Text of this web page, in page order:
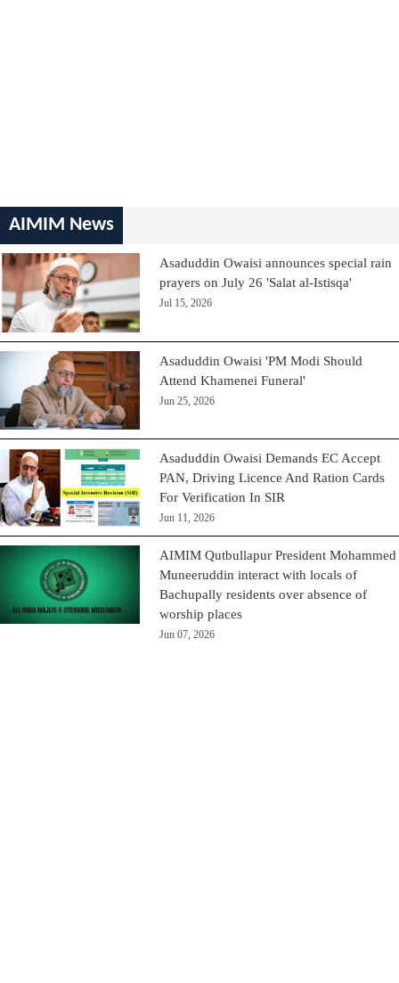
AIMIM News
Asaduddin Owaisi announces special rain
prayers on July 26 'Salat al-Istisqa'
Jul 15, 2026
Asaduddin Owaisi 'PM Modi Should
Attend Khamenei Funeral'
Jun 25, 2026
Asaduddin Owaisi Demands EC Accept
PAN, Driving Licence And Ration Cards
For Verification In SIR
Jun 11, 2026
AIMIM Qutbullapur President Mohammed
Muneeruddin interact with locals of
Bachupally residents over absence of
worship places
Jun 07, 2026